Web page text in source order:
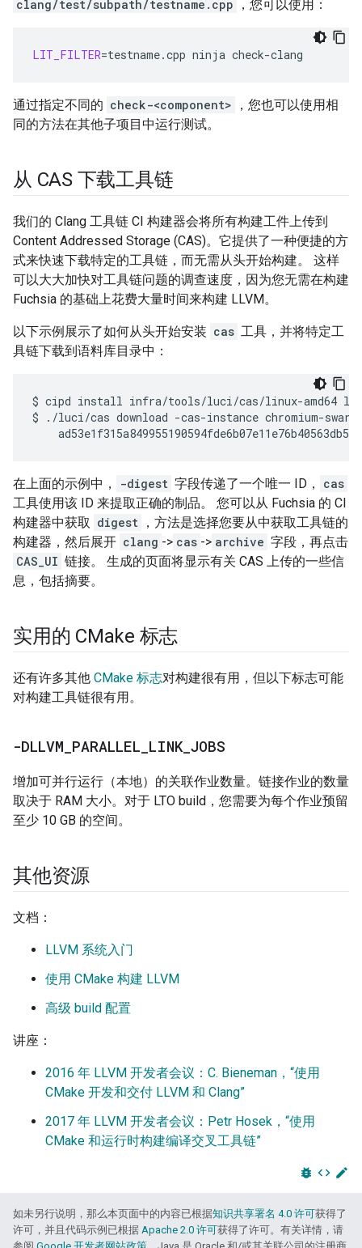
clang/test/subpath/testname.cpp
，您可以使用：
LIT_FILTER=testname.cpp ninja
通过指定不同的 check-<component>
，您也可以使用相
同的方法在其他子项目中运行测试。
从 CAS 下载工具链
我们的 Clang 工具链 CI 构建器会将所有构建工件上传到
Content Addressed Storage (CAS)。它提供了一种便捷的方
式来快速下载特定的工具链，而无需从头开始构建。 这样
可以大大加快对工具链问题的调查速度，因为您无需在构建
Fuchsia 的基础上花费大量时间来构建 LLVM。
以下示例展示了如何从头开始安装 cas 工具，并将特定工
具链下载到语料库目录中：
$ cipd install infra/tools/luci/cas/linux-amd64
$
./luci/cas download -cas-instance chromium-swarm
在上面的示例中， -digest 字段传递了一个唯一 ID，
cas
工具使用该 ID 来提取正确的制品。 您可以从 Fuchsia 的 CI
构建器中获取 digest ，方法是选择您要从中获取工具链的
构建器，然后展开 clang -> cas -> archive 字段，再点击
CAS_UI 链接。 生成的页面将显示有关 CAS 上传的一些信
息，包括摘要。
实用的 CMake 标志
还有许多其他 CMake 标志对构建很有用，但以下标志可能
对构建工具链很有用。
-DLLVM PARALLEL LINK_ JOBS
增加可并行运行（本地）的关联作业数量。链接作业的数量
取决于 RAM 大小。对于 LTO build，您需要为每个作业预留
至少 10 GB 的空间。
其他资源
文档：
LLVM 系统入门
使用 CMake 构建 LLVM
高级 build 配置
讲座：
2016 年 LLVM 开发者会议：C. Bieneman，“使用
CMake 开发和交付 LLVM 和 Clang”
2017 年 LLVM 开发者会议：Petr Hosek，“使用
CMake 和运行时构建编译交叉工具链”
bug_report code edit
如未另行说明，那么本页面中的内容已根据知识共享署名 4.0 许可获得了
许可，并且代码示例已根据 Apache 2.0 许可获得了许可。有关详情，请